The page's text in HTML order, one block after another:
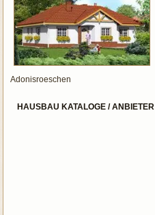
Adonisroeschen
HAUSBAU KATALOGE / ANBIETER